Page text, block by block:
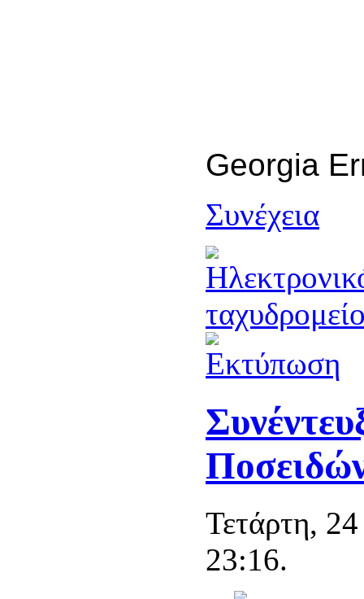
Georgia
Συνέχεια
Τετάρτη,
23:16.